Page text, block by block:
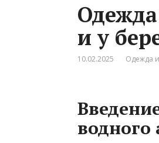
и у
10.02.2025 Одежда
водного